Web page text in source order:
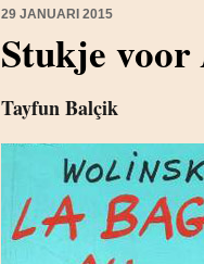
29 JANUARI 2015
Stukje voor
Tayfun Balçik